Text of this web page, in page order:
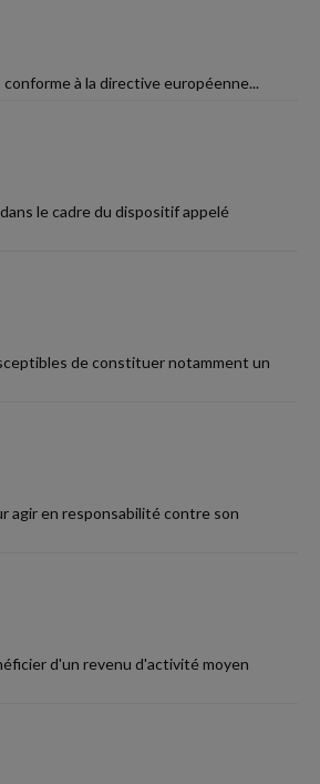
à la directive européenne...
le cadre du dispositif appelé
de constituer notamment un
agir en responsabilité contre son
d'un revenu d'activité moyen